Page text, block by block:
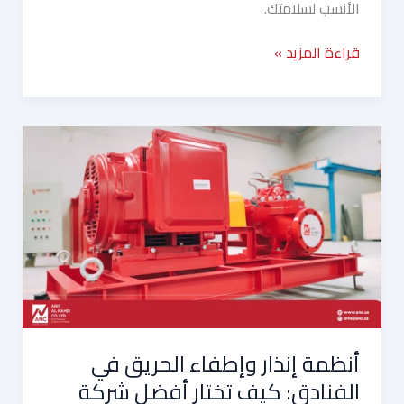
الأنسب لسلامتك.
قراءة المزيد »
أنظمة إنذار وإطفاء الحريق في
الفنادق: كيف تختار أفضل شركة
أنظمة
إنذار
وإطفاء
الحريق
في
الفنادق:
كيف
تختار
أفضل
تركيب
أنظمة